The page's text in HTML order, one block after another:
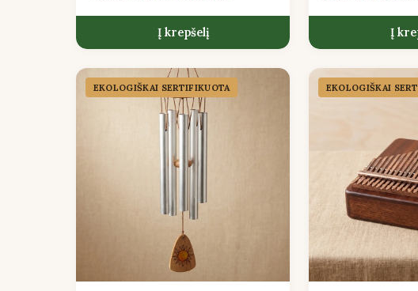
Į krepšelį Į
EKOLOGIŠKAI SERTIFIKUOTA EKOLOGIŠKAI